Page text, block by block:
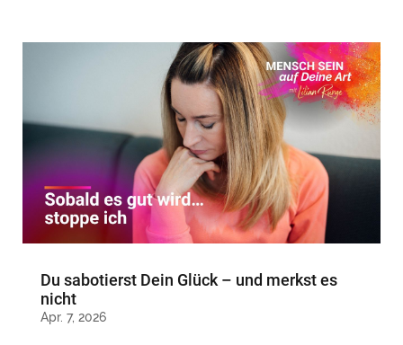
Du sabotierst Dein Glück – und merkst es
nicht
Apr. 7, 2026